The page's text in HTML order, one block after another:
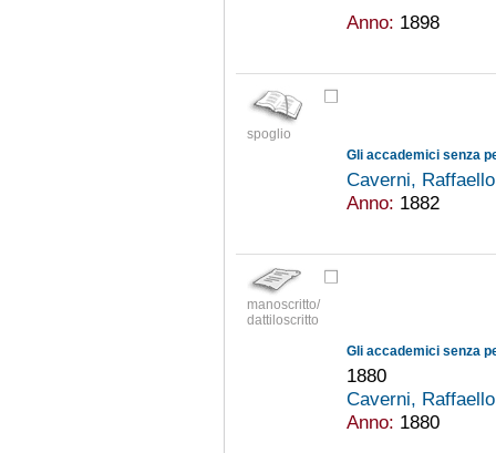
Anno: 1898
spoglio
Gli accademici senza
Caverni,
Anno: 1882
manoscritto/
dattiloscritto
Gli accademici senza
1880
Caverni,
Anno: 1880